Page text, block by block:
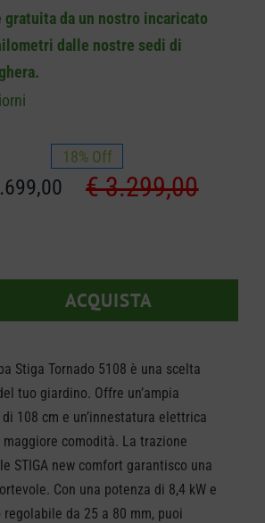
gratuita da un nostro incaricato
dalle nostre sedi di
€3.299,00
era:
attuale
è:
18% Off
ACQUISTA
Stiga Tornado 5108 è una scelta
tuo giardino. Offre un’ampia
108 cm e un’innestatura elettrica
comodità. La trazione
STIGA new comfort garantisco una
Con una potenza di 8,4 kW e
regolabile da 25 a 80 mm, puoi